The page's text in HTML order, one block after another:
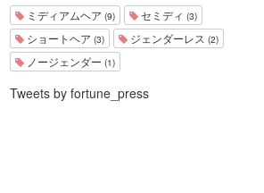
ミディアムヘア (9) セミディ (3)
ショートヘア (3) ジェンダーレス (2)
ノージェンダー (1)
Tweets by fortune_press